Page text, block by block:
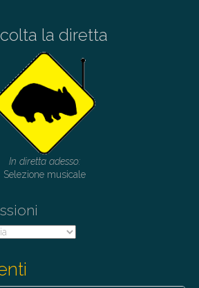
la diretta
In diretta adesso:
Selezione musicale